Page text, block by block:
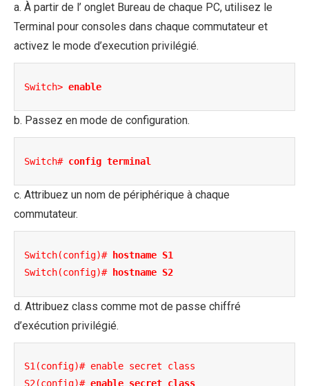
a. À partir de l’ onglet Bureau de chaque PC, utilisez le
Terminal pour consoles dans chaque commutateur et
activez le mode d’execution privilégié.
Switch> enable
b. Passez en mode de configuration.
Switch# config terminal
c. Attribuez un nom de périphérique à chaque
commutateur.
Switch(config)#
hostname S1
Switch(config)#
hostname S2
d. Attribuez class comme mot de passe chiffré
d’exécution privilégié.
S1(config)# enable secret class
S2(config)# enable secret class